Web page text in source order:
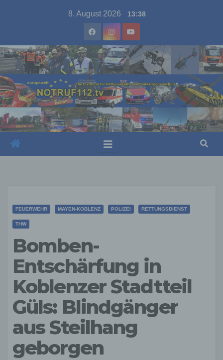
8. August 2026 13:38
FEUERWEHR MAYEN-KOBLENZ POLIZEI RETTUNGSDIENST
THW
Bomben-
Entschärfung in
Koblenzer Stadtteil
Güls: Blindgänger
aus Steilhang
geborgen